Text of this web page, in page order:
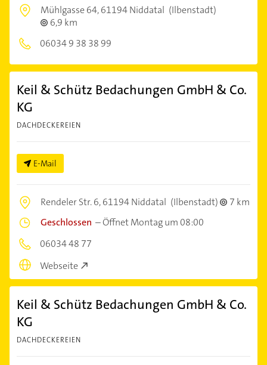
Mühlgasse 64,61194 Niddatal (Ilbenstadt)
6,9 km
06034 9 38 38 99
Keil & Schütz Bedachungen GmbH & Co.
KG
DACHDECKEREIEN
E-Mail
Rendeler Str. 6,61194 Niddatal (Ilbenstadt)
7 km
Geschlossen –Öffnet Montag um 08:00
06034 48 77
Webseite
Keil & Schütz Bedachungen GmbH & Co.
KG
DACHDECKEREIEN